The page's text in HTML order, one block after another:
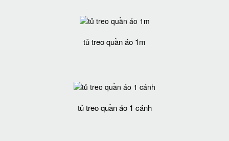
tủ treo quần áo 1m
tủ treo quần áo 1 cánh